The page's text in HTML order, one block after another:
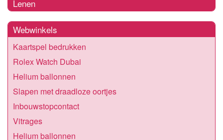
Lenen
Webwinkels
Kaartspel bedrukken
Rolex Watch Dubai
Helium ballonnen
Slapen met draadloze oortjes
Inbouwstopcontact
Vitrages
Helium ballonnen